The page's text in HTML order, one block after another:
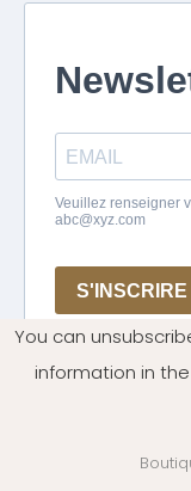
You can
information in